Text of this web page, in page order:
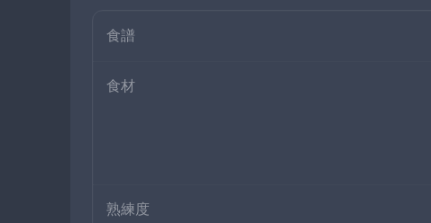
食譜
食材
熟練度